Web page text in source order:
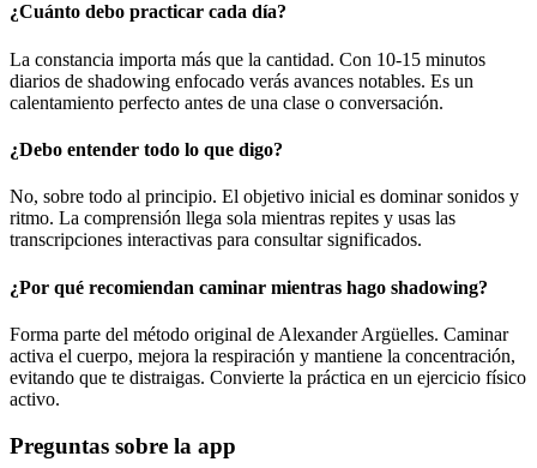
¿Cuánto debo practicar cada día?
La constancia importa más que la cantidad. Con 10-15 minutos
diarios de shadowing enfocado verás avances notables. Es un
calentamiento perfecto antes de una clase o conversación.
¿Debo entender todo lo que digo?
No, sobre todo al principio. El objetivo inicial es dominar sonidos y
ritmo. La comprensión llega sola mientras repites y usas las
transcripciones interactivas para consultar significados.
¿Por qué recomiendan caminar mientras hago shadowing?
Forma parte del método original de Alexander Argüelles. Caminar
activa el cuerpo, mejora la respiración y mantiene la concentración,
evitando que te distraigas. Convierte la práctica en un ejercicio físico
activo.
Preguntas sobre la app